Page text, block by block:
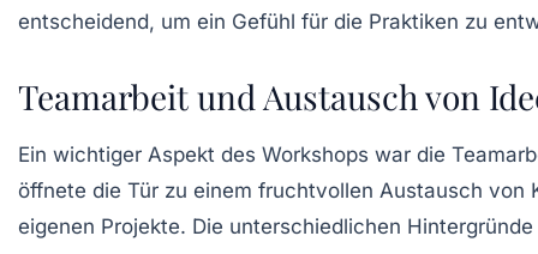
entscheidend, um ein Gefühl für die Praktiken zu
Teamarbeit und Austausch von
Ein wichtiger Aspekt des Workshops war die
öffnete die Tür zu einem fruchtvollen Austausch von
eigenen Projekte. Die unterschiedlichen